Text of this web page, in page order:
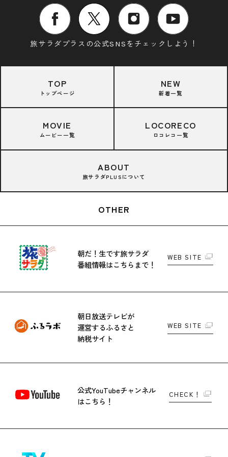
旅サラダプラスの公式SNSをチェックしよう！
TOP
トップページ
NEW
新着一覧
MOVIE
ムービー一覧
LOCORECO
ロコレコ一覧
ABOUT
旅サラダPLUSについて
OTHER
朝だ！生です旅サラダ
番組情報はこちらまで！
WEB SITE
朝日放送テレビが
運営するふるさと
納税サイト
WEB SITE
公式YouTubeチャンネル
はこちら！
CHECK！